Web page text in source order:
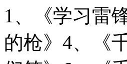
1、《学习雷
的枪》4、《